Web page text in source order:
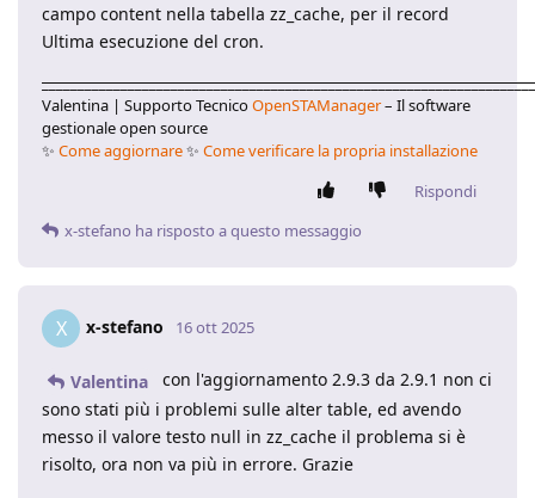
campo content nella tabella zz_cache, per il record
Ultima esecuzione del cron.
Valentina | Supporto TecnicoOpenSTAManager– Il software
gestionale open source
✨ Come aggiornare✨ Come verificare la propria installazione
Rispondi
x-stefano ha risposto a questo messaggio
X x-stefano 16 ott 2025
Valentina
con l'aggiornamento 2.9.3 da 2.9.1 non ci
sono stati più i problemi sulle alter table, ed avendo
messo il valore testo null in zz_cache il problema si è
risolto, ora non va più in errore. Grazie